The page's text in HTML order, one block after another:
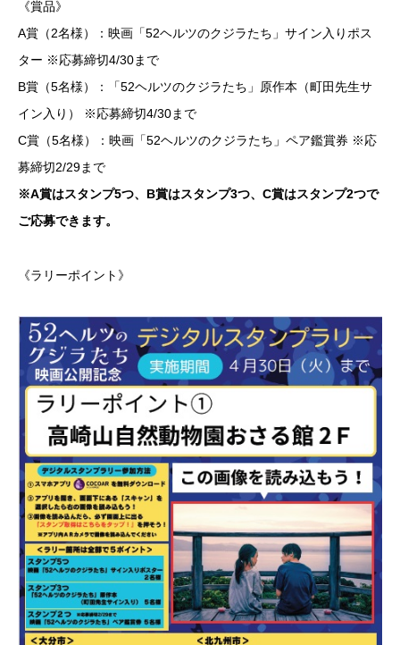
《賞品》
A賞（2名様）：映画「52ヘルツのクジラたち」サイン入りポス
ター ※応募締切4/30まで
B賞（5名様）：「52ヘルツのクジラたち」原作本（町田先生サ
イン入り） ※応募締切4/30まで
C賞（5名様）：映画「52ヘルツのクジラたち」ペア鑑賞券 ※応
募締切2/29まで
※A賞はスタンプ5つ、B賞はスタンプ3つ、C賞はスタンプ2つで
ご応募できます。
《ラリーポイント》